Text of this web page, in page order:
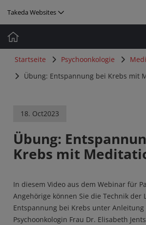
Takeda Websites
Media
Image
Startseite Psychoonkologie
Übung: Entspannung bei Krebs mit
18. Oct2023
Übung:
Krebs mit
In diesem Video aus dem Webinar für
Angehörige können Sie die Technik der
Entspannung bei Krebs unter Anleitung
Psychoonkologin Frau Dr. Elisabeth